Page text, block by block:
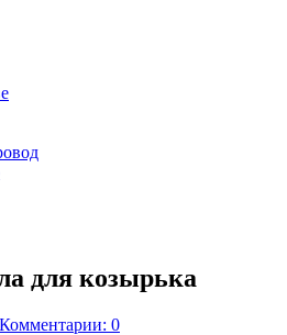
для козырька
Комментарии: 0